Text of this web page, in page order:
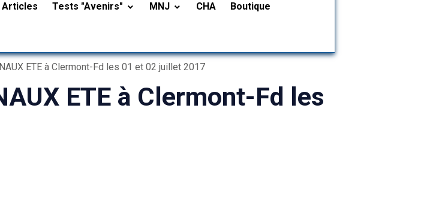
Articles Tests "Avenirs" MNJ CHA Boutique
ETE à Clermont-Fd les 01 et 02 juillet 2017
ETE à Clermont-Fd les